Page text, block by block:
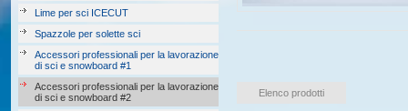
Lime per sci ICECUT
Spazzole per solette sci
Accessori professionali per la lavorazione
di sci e snowboard #1
Accessori professionali per la lavorazione
di sci e snowboard #2
Elenco prodotti